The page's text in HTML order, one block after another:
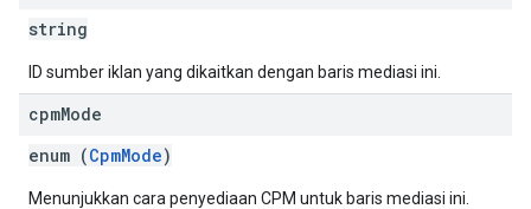
string
ID sumber iklan yang dikaitkan dengan baris mediasi ini.
cpmMode
enum (CpmMode)
Menunjukkan cara penyediaan CPM untuk baris mediasi ini.